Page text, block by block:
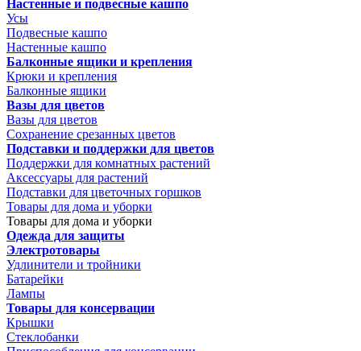
Настенные и подвесные кашпо
Усы
Подвесные кашпо
Настенные кашпо
Балконные ящики и крепления
Крюки и крепления
Балконные ящики
Вазы для цветов
Вазы для цветов
Сохранение срезанных цветов
Подставки и поддержки для цветов
Поддержки для комнатных растений
Аксессуары для растений
Подставки для цветочных горшков
Товары для дома и уборки
Товары для дома и уборки
Одежда для защиты
Электротовары
Удлинители и тройники
Батарейки
Лампы
Товары для консервации
Крышки
Стеклобанки